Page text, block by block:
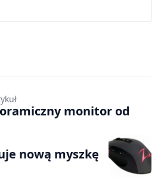
monitor od
nową myszkę